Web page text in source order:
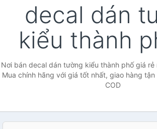
decal dán
kiểu thành
Nơi bán decal dán tường kiểu thành phố giá
Mua chính hãng với giá tốt nhất, giao hàng
COD